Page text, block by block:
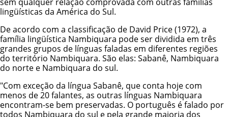
lingüísticas da América do Sul.
De acordo com a classificação de David Price (1972), a
família lingüística Nambiquara pode ser dividida em três
grandes grupos de línguas faladas em diferentes regiões
do território Nambiquara. São elas: Sabanê, Nambiquara
do norte e Nambiquara do sul.
"Com exceção da língua Sabanê, que conta hoje com
menos de 20 falantes, as outras línguas Nambiquara
encontram-se bem preservadas. O português é falado por
todos Nambiquara do sul e pela grande maioria dos